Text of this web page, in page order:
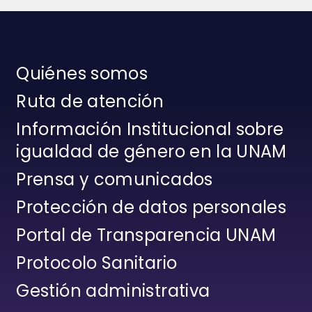
Quiénes somos
Ruta de atención
Información Institucional sobre
igualdad de género en la UNAM
Prensa y comunicados
Protección de datos personales
Portal de Transparencia UNAM
Protocolo Sanitario
Gestión administrativa